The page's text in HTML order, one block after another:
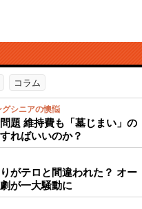
コラム
シニアの懊悩
題 維持費も「墓じまい」の
ればいいのか？
がテロと間違われた？ オー
が一大騒動に